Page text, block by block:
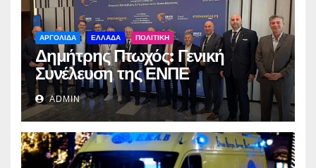
ΑΡΓΟΛΙΔΑ ΕΛΛΑΔΑ ΠΟΛΙΤΙΚΗ
Δημήτρης Πτωχός: Γενική
Συνέλευση της ΕΝΠΕ
ADMIN